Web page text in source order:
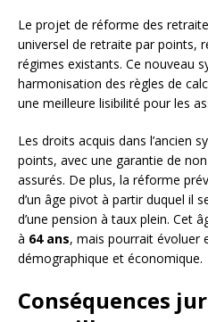
Le projet de réforme des
universel de retraite par points,
régimes existants. Ce nouveau
harmonisation des règles de
une meilleure lisibilité pour les
Les droits acquis dans l’ancien
points, avec une garantie de
assurés. De plus, la réforme
d’un âge pivot à partir duquel il
d’une pension à taux plein. Cet
à 64 ans, mais pourrait évoluer
démographique et économique.
Conséquences